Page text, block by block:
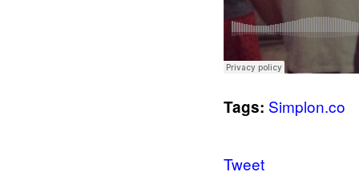
Tags: Simplon.co
Tweet